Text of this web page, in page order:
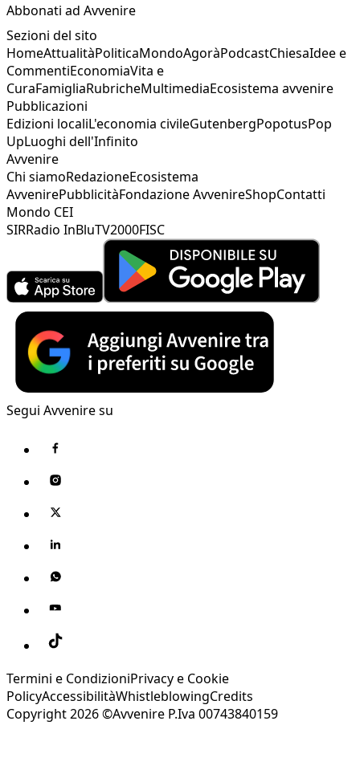
Abbonati ad Avvenire
Sezioni del sito
HomeAttualitàPoliticaMondoAgoràPodcastChiesaIdee e
CommentiEconomiaVita e
CuraFamigliaRubricheMultimediaEcosistema avvenire
Pubblicazioni
Edizioni localiL'economia civileGutenbergPopotusPop
UpLuoghi dell'Infinito
Avvenire
Chi siamoRedazioneEcosistema
AvvenirePubblicitàFondazione AvvenireShopContatti
Mondo CEI
SIRRadio InBluTV2000FISC
Segui Avvenire su
Termini e CondizioniPrivacy e Cookie
PolicyAccessibilitàWhistleblowingCredits
Copyright 2026 ©Avvenire P.Iva 00743840159